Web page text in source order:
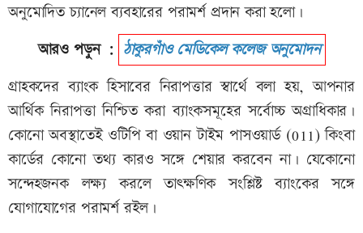
অনুমোদিত চ্যানেল ব্যবহারের পরামর্শ প্রদান করা হলো।
আরও পড়ুন : ঠাকুরগাঁও মেডিকেল কলেজ অনুমোদন
গ্রাহকদের ব্যাংক হিসাবের নিরাপত্তার স্বার্থে বলা হয়, আপনার
আর্থিক নিরাপত্তা নিশ্চিত করা ব্যাংকসমূহের সর্বোচ্চ অগ্রাধিকার।
কোনো অবস্থাতেই ওটিপি বা ওয়ান টাইম পাসওয়ার্ড (011) কিংবা
কার্ডের কোনো তথ্য কারও সঙ্গে শেয়ার করবেন না। যেকোনো
সন্দেহজনক লক্ষ্য করলে তাৎক্ষণিক সংশ্লিষ্ট ব্যাংকের সঙ্গে
যোগাযোগের পরামর্শ রইল।